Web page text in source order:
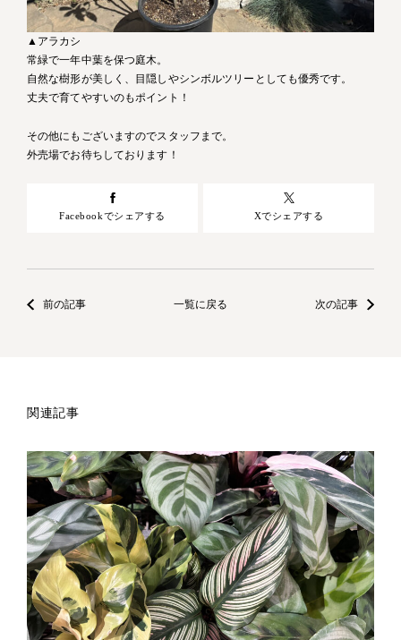
▲アラカシ
常緑で一年中葉を保つ庭木。
自然な樹形が美しく、目隠しやシンボルツリーとしても優秀です。
丈夫で育てやすいのもポイント！
その他にもございますのでスタッフまで。
外売場でお待ちしております！
Facebookでシェアする Xでシェアする
前の記事 一覧に戻る 次の記事
関連記事